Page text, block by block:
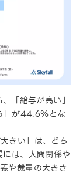
「給与が高い」
」が44.6％とな
きい」は、どち
は、人間関係や
や裁量の大きさ